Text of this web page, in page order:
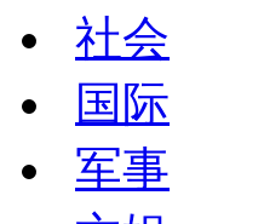
社会
国际
军事